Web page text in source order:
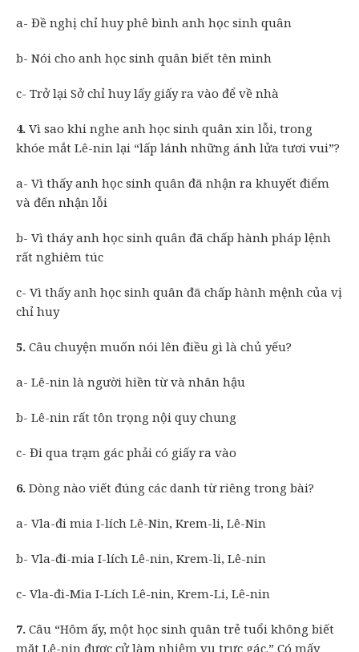
a- Đề nghị chỉ huy phê bình anh học sinh quân
b- Nói cho anh học sinh quân biết tên mình
c- Trở lại Sở chỉ huy lấy giấy ra vào để về nhà
4. Vì sao khi nghe anh học sinh quân xin lỗi, trong
khóe mắt Lê-nin lại “lấp lánh những ánh lửa tươi vui”?
a- Vì thấy anh học sinh quân đã nhận ra khuyết điểm
và đến nhận lỗi
b- Vì tháy anh học sinh quân đã chấp hành pháp lệnh
rất nghiêm túc
c- Vì thấy anh học sinh quân đã chấp hành mệnh của vị
chỉ huy
5. Câu chuyện muốn nói lên điều gì là chủ yếu?
a- Lê-nin là người hiền từ và nhân hậu
b- Lê-nin rất tôn trọng nội quy chung
c- Đi qua trạm gác phải có giấy ra vào
6. Dòng nào viết đúng các danh từ riêng trong bài?
a- Vla-đi mia I-lích Lê-Nin, Krem-li, Lê-Nin
b- Vla-đi-mia I-lích Lê-nin, Krem-li, Lê-nin
c- Vla-đi-Mia I-Lích Lê-nin, Krem-Li, Lê-nin
7. Câu “Hôm ấy, một học sinh quân trẻ tuổi không biết
mặt Lê-nin được cử làm nhiệm vụ trực gác.” Có mấy